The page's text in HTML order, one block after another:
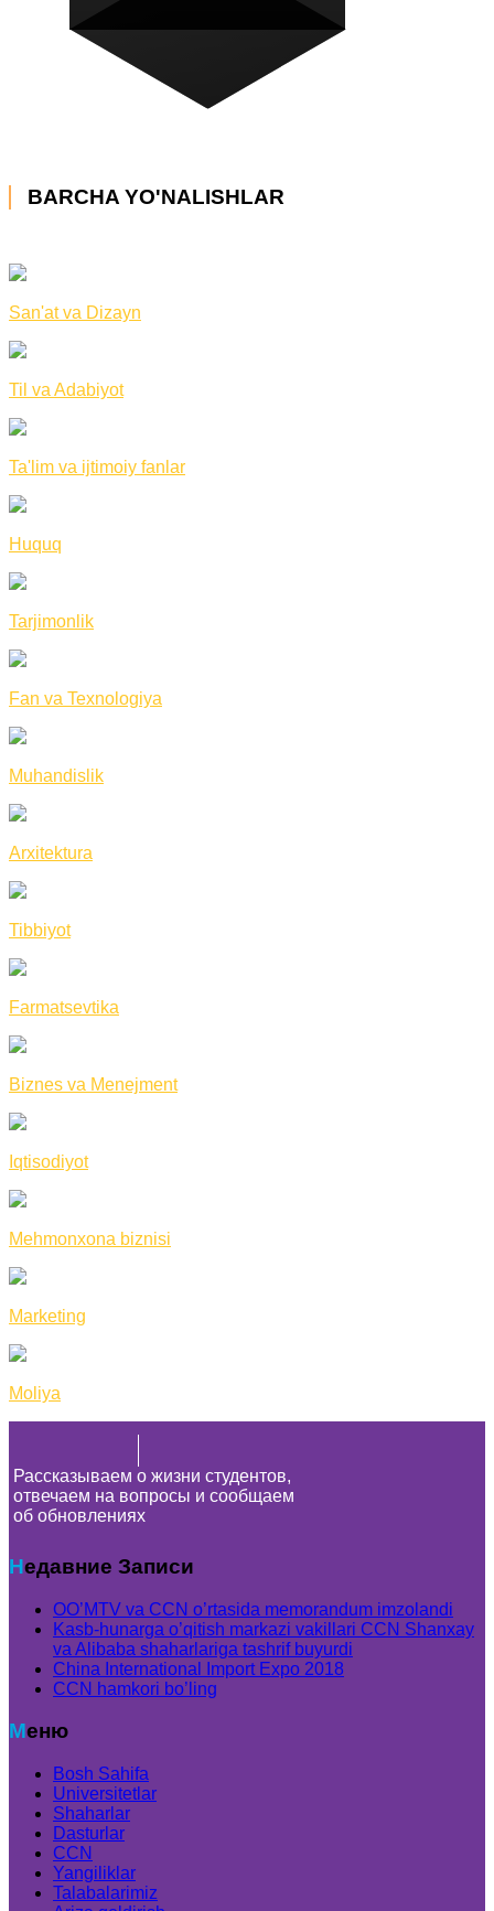
BARCHA YO'NALISHLAR
San'at va Dizayn
Til va Adabiyot
Ta'lim va ijtimoiy fanlar
Huquq
Tarjimonlik
Fan va Texnologiya
Muhandislik
Arxitektura
Tibbiyot
Farmatsevtika
Biznes va Menejment
Iqtisodiyot
Mehmonxona biznisi
Marketing
Moliya
Рассказываем о жизни студентов,
отвечаем на вопросы и сообщаем
об обновлениях
Недавние Записи
OO’MTV va CCN o’rtasida memorandum imzolandi
Kasb-hunarga o’qitish markazi vakillari CCN Shanxay
va Alibaba shaharlariga tashrif buyurdi
China International Import Expo 2018
CCN hamkori bo’ling
Меню
Bosh Sahifa
Universitetlar
Shaharlar
Dasturlar
CCN
Yangiliklar
Talabalarimiz